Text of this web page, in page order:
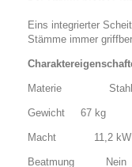
Eins integrierter
Stämme immer
Materie Stahl
Gewicht 67 kg
Macht 11,2
Beatmung Nein